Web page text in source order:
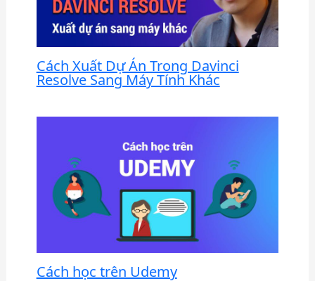
Cách Xuất Dự Án Trong Davinci
Resolve Sang Máy Tính Khác
Cách học trên Udemy